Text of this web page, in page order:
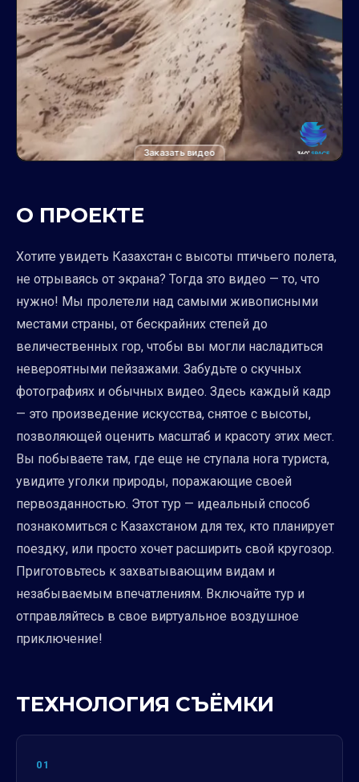
Заказать видео
О ПРОЕКТЕ
Хотите увидеть Казахстан с высоты птичьего полета,
не отрываясь от экрана? Тогда это видео — то, что
нужно! Мы пролетели над самыми живописными
местами страны, от бескрайних степей до
величественных гор, чтобы вы могли насладиться
невероятными пейзажами. Забудьте о скучных
фотографиях и обычных видео. Здесь каждый кадр
— это произведение искусства, снятое с высоты,
позволяющей оценить масштаб и красоту этих мест.
Вы побываете там, где еще не ступала нога туриста,
увидите уголки природы, поражающие своей
первозданностью. Этот тур — идеальный способ
познакомиться с Казахстаном для тех, кто планирует
поездку, или просто хочет расширить свой кругозор.
Приготовьтесь к захватывающим видам и
незабываемым впечатлениям. Включайте тур и
отправляйтесь в свое виртуальное воздушное
приключение!
ТЕХНОЛОГИЯ СЪЁМКИ
01